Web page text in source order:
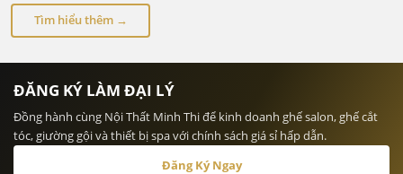
Tìm hiểu thêm →
ĐĂNG KÝ LÀM ĐẠI LÝ
Đồng hành cùng Nội Thất Minh Thi để kinh doanh ghế salon, ghế cắt
tóc, giường gội và thiết bị spa với chính sách giá sỉ hấp dẫn.
Đăng Ký Ngay